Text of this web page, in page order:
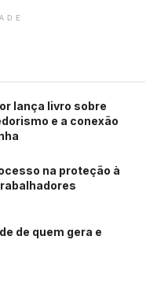
lança livro sobre
e a conexão
na proteção à
de quem gera e